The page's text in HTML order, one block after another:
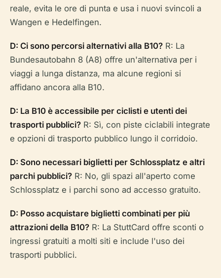
reale, evita le ore di punta e usa i nuovi svincoli a
Wangen e Hedelfingen.
D: Ci sono percorsi alternativi alla B10? R: La
Bundesautobahn 8 (A8) offre un'alternativa per i
viaggi a lunga distanza, ma alcune regioni si
affidano ancora alla B10.
D: La B10 è accessibile per ciclisti e utenti dei
trasporti pubblici? R: Sì, con piste ciclabili integrate
e opzioni di trasporto pubblico lungo il corridoio.
D: Sono necessari biglietti per Schlossplatz e altri
parchi pubblici? R: No, gli spazi all'aperto come
Schlossplatz e i parchi sono ad accesso gratuito.
D: Posso acquistare biglietti combinati per più
attrazioni della B10? R: La StuttCard offre sconti o
ingressi gratuiti a molti siti e include l'uso dei
trasporti pubblici.